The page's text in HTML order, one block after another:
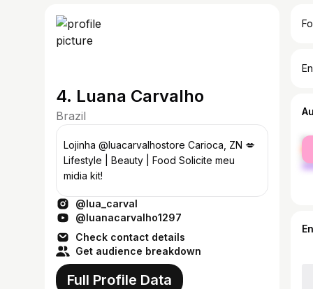
4. Luana Carvalho
Brazil
Lojinha @luacarvalhostore Carioca, ZN 💋
Lifestyle | Beauty | Food Solicite meu
midia kit!
@lua_carval
@luanacarvalho1297
Check contact details
Get audience breakdown
Full Profile Data